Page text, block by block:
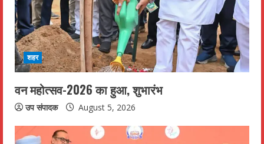
शहर
वन महोत्सव-2026 का हुआ, शुभारंभ
उप संपादक August 5, 2026